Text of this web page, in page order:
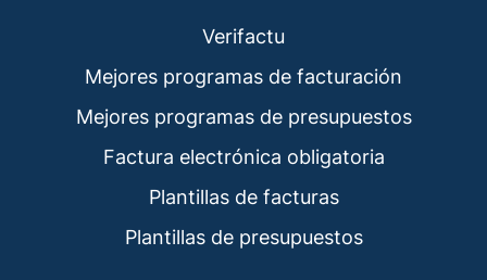
Verifactu
Mejores programas de facturación
Mejores programas de presupuestos
Factura electrónica obligatoria
Plantillas de facturas
Plantillas de presupuestos